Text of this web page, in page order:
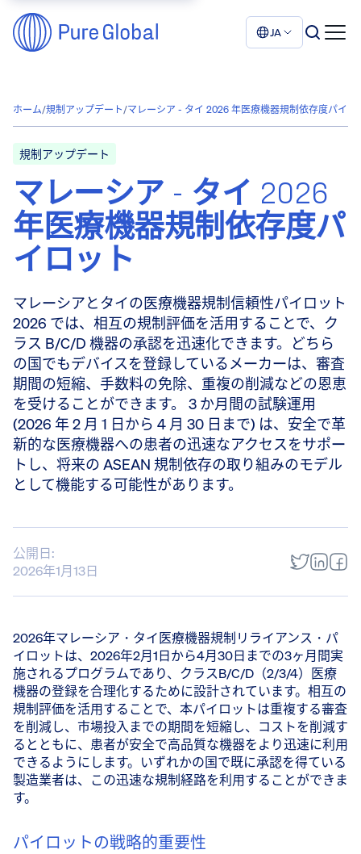
JA
ホーム/規制アップデート/マレーシア - タイ 2026 年医療機器規制依存度パイロ
規制アップデート
マレーシア - タイ 2026
年医療機器規制依存度パ
イロット
マレーシアとタイの医療機器規制信頼性パイロット
2026 では、相互の規制評価を活用することで、ク
ラス B/C/D 機器の承認を迅速化できます。どちら
の国でもデバイスを登録しているメーカーは、審査
期間の短縮、手数料の免除、重複の削減などの恩恵
を受けることができます。 3 か月間の試験運用
(2026 年 2 月 1 日から 4 月 30 日まで) は、安全で革
新的な医療機器への患者の迅速なアクセスをサポー
トし、将来の ASEAN 規制依存の取り組みのモデル
として機能する可能性があります。
公開日:
2026年1月13日
2026年マレーシア・タイ医療機器規制リライアンス・パ
イロットは、2026年2月1日から4月30日までの3ヶ月間実
施されるプログラムであり、クラスB/C/D（2/3/4）医療
機器の登録を合理化するために設計されています。相互の
規制評価を活用することで、本パイロットは重複する審査
を削減し、市場投入までの期間を短縮し、コストを削減す
るとともに、患者が安全で高品質な機器をより迅速に利用
できるようにします。いずれかの国で既に承認を得ている
製造業者は、この迅速な規制経路を利用することができま
す。
パイロットの戦略的重要性